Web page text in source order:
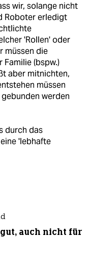
wir, solange nicht
Roboter erledigt
'Rollen' oder
müssen die
Familie (bspw.)
aber mitnichten,
müssen
werden
durch das
'lebhafte
auch nicht für